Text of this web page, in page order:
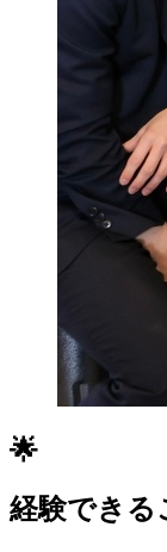
🌟
経験できる